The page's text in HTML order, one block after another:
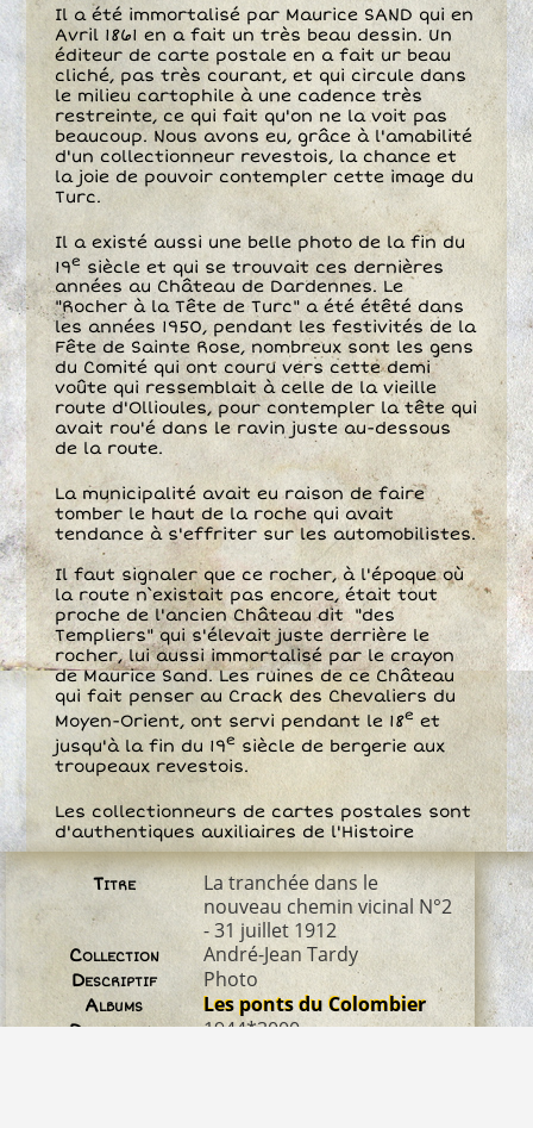
Il a été immortalisé par Maurice SAND qui en
Avril 1861 en a fait un très beau dessin. Un
éditeur de carte postale en a fait ur beau
cliché, pas très courant, et qui circule dans
le milieu cartophile à une cadence très
restreinte, ce qui fait qu'on ne la voit pas
beaucoup. Nous avons eu, grâce à l'amabilité
d'un collectionneur revestois, la chance et
la joie de pouvoir contempler cette image du
Turc.
Il a existé aussi une belle photo de la fin du
19e siècle et qui se trouvait ces dernières
années au Château de Dardennes. Le
"Rocher à la Tête de Turc" a été étêté dans
les années 1950, pendant les festivités de la
Fête de Sainte Rose, nombreux sont les gens
du Comité qui ont couru vers cette demi
voûte qui ressemblait à celle de la vieille
route d'Ollioules, pour contempler la tête qui
avait rou'é dans le ravin juste au-dessous
de la route.
La municipalité avait eu raison de faire
tomber le haut de la roche qui avait
tendance à s'effriter sur les automobilistes.
Il faut signaler que ce rocher, à l'époque où
la route n`existait pas encore, était tout
proche de l'ancien Château dit "des
Templiers" qui s'élevait juste derrière le
rocher, lui aussi immortalisé par le crayon
de Maurice Sand. Les ruines de ce Château
qui fait penser au Crack des Chevaliers du
Moyen-Orient, ont servi pendant le 18e et
jusqu'à la fin du 19e siècle de bergerie aux
troupeaux revestois.
Les collectionneurs de cartes postales sont
d'authentiques auxiliaires de l'Histoire
Titre
La tranchée dans le
nouveau chemin vicinal N°2
- 31 juillet 1912
Collection André-Jean Tardy
Descriptif Photo
Albums Les ponts du Colombier
Dimensions 1944*3000